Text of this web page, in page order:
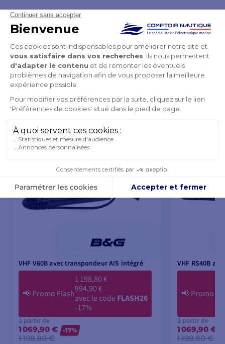
PRODUITS DE LA MÊME CATÉGORIE
PRODUITS DE LA MÊME MARQUE
VOUS POURRIEZ AUSSI AIMER
VHF V60B avec transpondeur AIS intégré
📢Promo Flash
1 198,80 €
994,90 €
avec le codeFLASH26
-17%
à partir de
1 069,90 €
1 198,80 €
-17%
VHF RS40B
📢Promo
à partir de
1 069,90 €
1 198,80 €